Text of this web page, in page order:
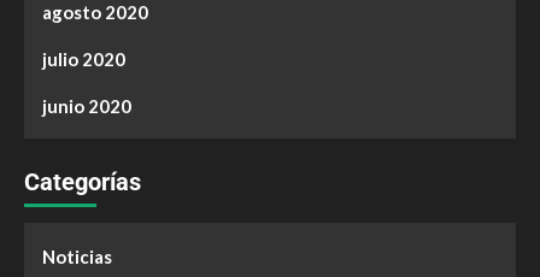
agosto 2020
julio 2020
junio 2020
Categorías
Noticias